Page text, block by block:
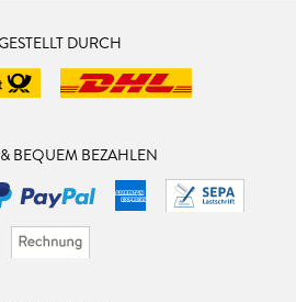
DURCH
BEQUEM BEZAHLEN